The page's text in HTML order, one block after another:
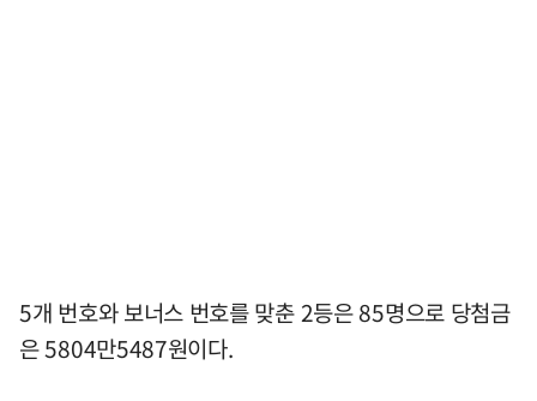
5개 번호와 보너스 번호를 맞춘 2등은 85명으로 당첨금
은 5804만5487원이다.